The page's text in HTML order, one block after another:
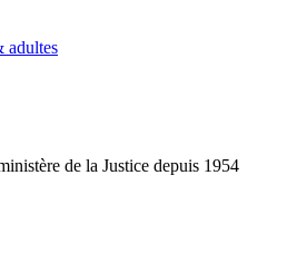
adultes
de la Justice depuis 1954